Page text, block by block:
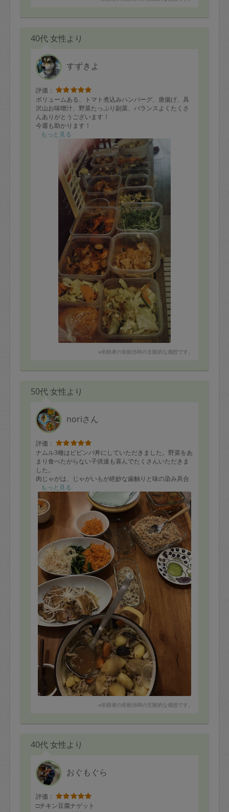
40代 女性より
すずきよ
評価：
ボリュームある、トマト煮込みハンバーグ、唐揚げ、具
沢山お味噌汁、野菜たっぷり副菜、バランスよくたくさ
んありがとうございます！
今週も助かります！
もっと見る
※依頼者の依頼当時の主観的な感想です。
50代 女性より
noriさん
評価：
ナムル3種はビビンバ丼にしていただきました。野菜をあ
まり食べたがらない子供達も喜んでたくさんいただきま
した。
肉じゃがは、じゃがいもが絶妙な歯触りと味の染み具合
でとても美味しかったです。
もっと見る
※依頼者の依頼当時の主観的な感想です。
40代 女性より
おぐもぐら
評価：
□チキン豆腐ナゲット